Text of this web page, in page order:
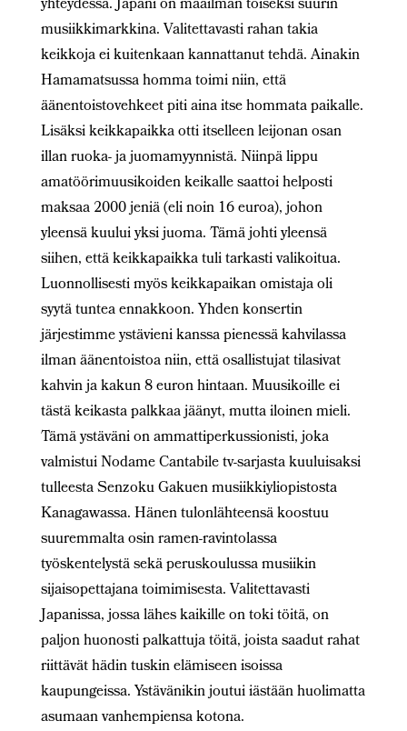
yhteydessä. Japani on maailman toiseksi suurin
musiikkimarkkina. Valitettavasti rahan takia
keikkoja ei kuitenkaan kannattanut tehdä. Ainakin
Hamamatsussa homma toimi niin, että
äänentoistovehkeet piti aina itse hommata paikalle.
Lisäksi keikkapaikka otti itselleen leijonan osan
illan ruoka- ja juomamyynnistä. Niinpä lippu
amatöörimuusikoiden keikalle saattoi helposti
maksaa 2000 jeniä (eli noin 16 euroa), johon
yleensä kuului yksi juoma. Tämä johti yleensä
siihen, että keikkapaikka tuli tarkasti valikoitua.
Luonnollisesti myös keikkapaikan omistaja oli
syytä tuntea ennakkoon. Yhden konsertin
järjestimme ystävieni kanssa pienessä kahvilassa
ilman äänentoistoa niin, että osallistujat tilasivat
kahvin ja kakun 8 euron hintaan. Muusikoille ei
tästä keikasta palkkaa jäänyt, mutta iloinen mieli.
Tämä ystäväni on ammattiperkussionisti, joka
valmistui Nodame Cantabile tv-sarjasta kuuluisaksi
tulleesta Senzoku Gakuen musiikkiyliopistosta
Kanagawassa. Hänen tulonlähteensä koostuu
suuremmalta osin ramen-ravintolassa
työskentelystä sekä peruskoulussa musiikin
sijaisopettajana toimimisesta. Valitettavasti
Japanissa, jossa lähes kaikille on toki töitä, on
paljon huonosti palkattuja töitä, joista saadut rahat
riittävät hädin tuskin elämiseen isoissa
kaupungeissa. Ystävänikin joutui iästään huolimatta
asumaan vanhempiensa kotona.